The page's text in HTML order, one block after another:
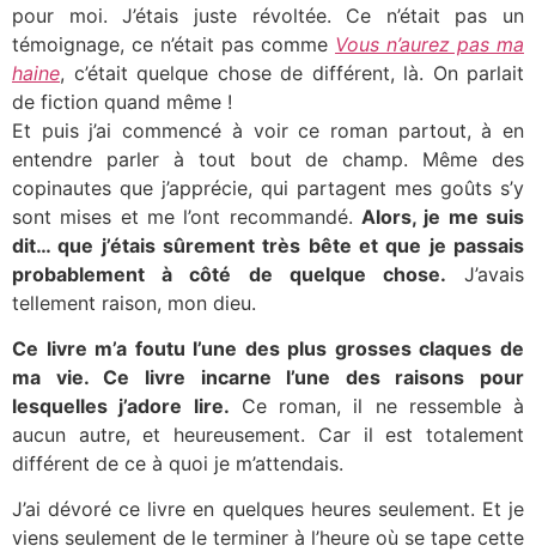
pour moi. J’étais juste révoltée. Ce n’était pas un
témoignage, ce n’était pas comme Vous n’aurez pas ma
haine, c’était quelque chose de différent, là. On parlait
de fiction quand même !
Et puis j’ai commencé à voir ce roman partout, à en
entendre parler à tout bout de champ. Même des
copinautes que j’apprécie, qui partagent mes goûts s’y
sont mises et me l’ont recommandé. Alors, je me suis
dit… que j’étais sûrement très bête et que je passais
probablement à côté de quelque chose. J’avais
tellement raison, mon dieu.
Ce livre m’a foutu l’une des plus grosses claques de
ma vie. Ce livre incarne l’une des raisons pour
lesquelles j’adore lire. Ce roman, il ne ressemble à
aucun autre, et heureusement. Car il est totalement
différent de ce à quoi je m’attendais.
J’ai dévoré ce livre en quelques heures seulement. Et je
viens seulement de le terminer à l’heure où se tape cette